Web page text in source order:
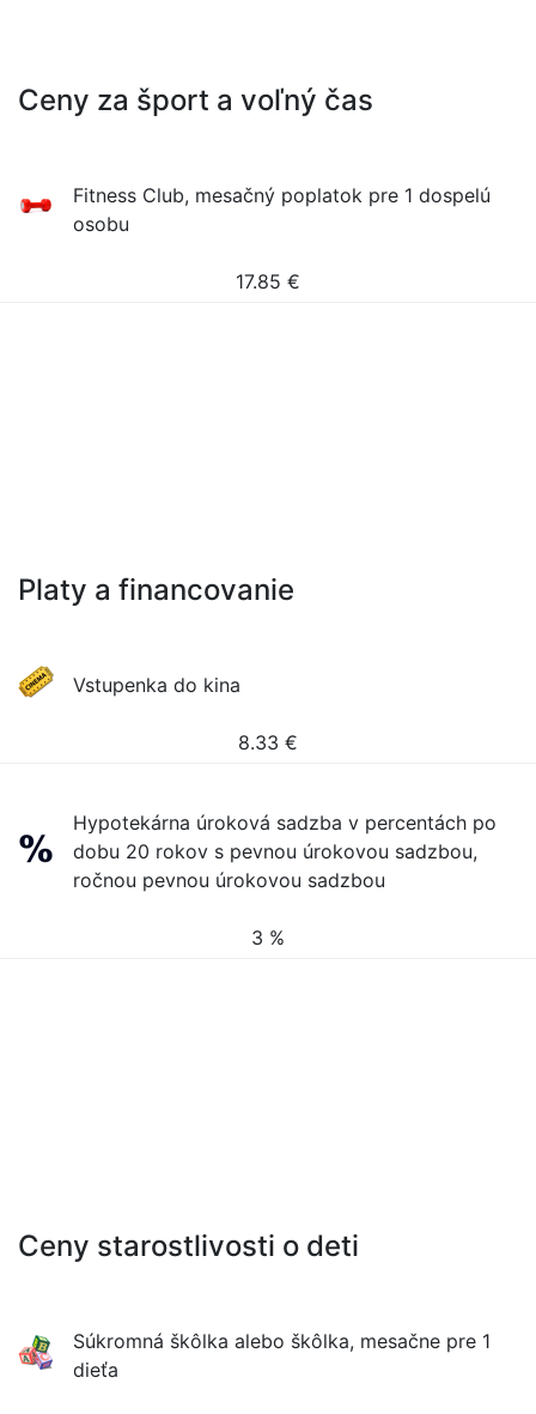
Ceny za šport a voľný čas
Fitness Club, mesačný poplatok pre 1 dospelú
osobu
17.85 €
Platy a financovanie
Vstupenka do kina
8.33 €
Hypotekárna úroková sadzba v percentách po
dobu 20 rokov s pevnou úrokovou sadzbou,
ročnou pevnou úrokovou sadzbou
3 %
Ceny starostlivosti o deti
Súkromná škôlka alebo škôlka, mesačne pre 1
dieťa